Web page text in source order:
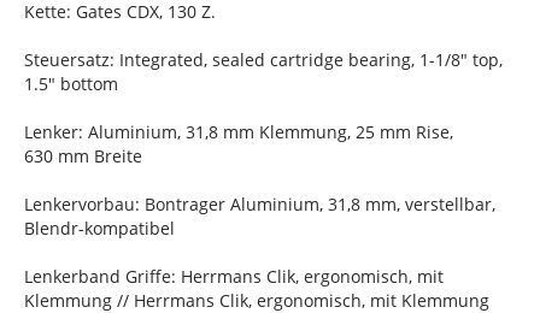
Kette: Gates CDX, 130 Z.
Steuersatz: Integrated, sealed cartridge bearing, 1-1/8" top,
1.5" bottom
Lenker: Aluminium, 31,8 mm Klemmung, 25 mm Rise,
630 mm Breite
Lenkervorbau: Bontrager Aluminium, 31,8 mm, verstellbar,
Blendr-kompatibel
Lenkerband Griffe: Herrmans Clik, ergonomisch, mit
Klemmung // Herrmans Clik, ergonomisch, mit Klemmung